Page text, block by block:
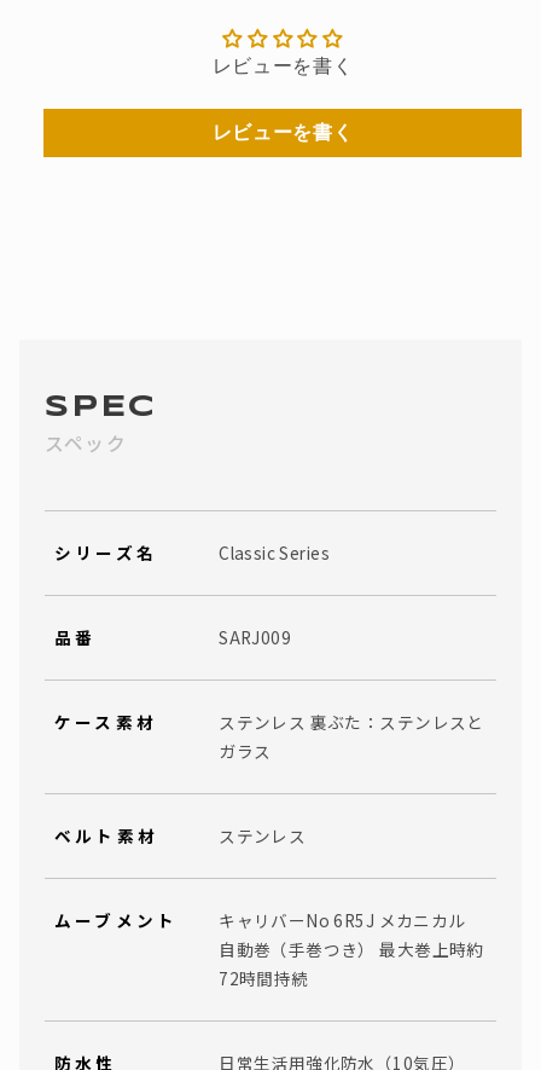
レビューを書く
レビューを書く
SPEC
スペック
シリーズ名 Classic Series
品番 SARJ009
ケース素材
ステンレス 裏ぶた：ステンレスと
ガラス
ベルト素材 ステンレス
ムーブメント
キャリバーNo 6R5J メカニカル
自動巻（手巻つき） 最大巻上時約
72時間持続
防水性 日常生活用強化防水（10気圧）